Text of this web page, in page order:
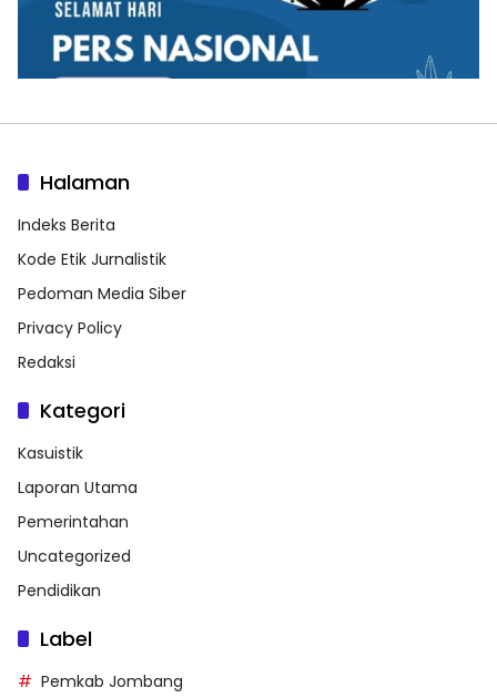
Halaman
Indeks Berita
Kode Etik Jurnalistik
Pedoman Media Siber
Privacy Policy
Redaksi
Kategori
Kasuistik
Laporan Utama
Pemerintahan
Uncategorized
Pendidikan
Label
Pemkab Jombang